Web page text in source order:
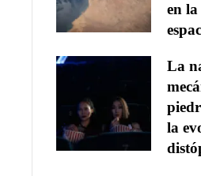
en
La
la